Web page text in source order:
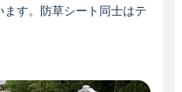
す。防草シート同士はテ